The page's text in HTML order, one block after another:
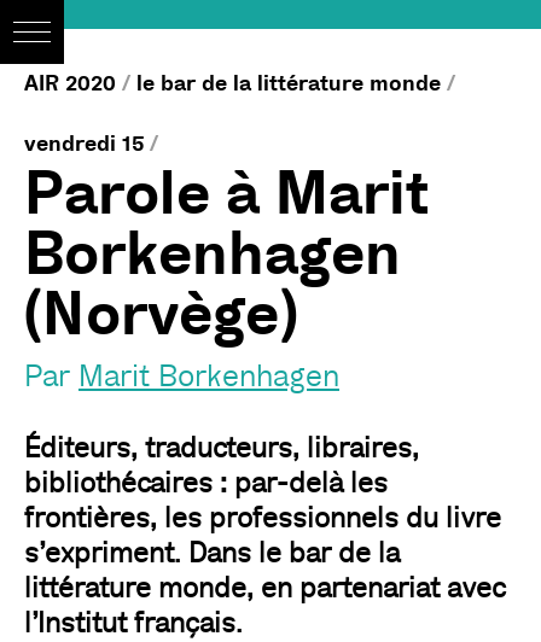
AIR 2020 / le bar de la littérature monde /
vendredi 15 /
Parole à Marit
Borkenhagen
(Norvège)
Par Marit Borkenhagen
Éditeurs, traducteurs, libraires,
bibliothécaires : par-delà les
frontières, les professionnels du livre
s’expriment. Dans le bar de la
littérature monde, en partenariat avec
l’Institut français.